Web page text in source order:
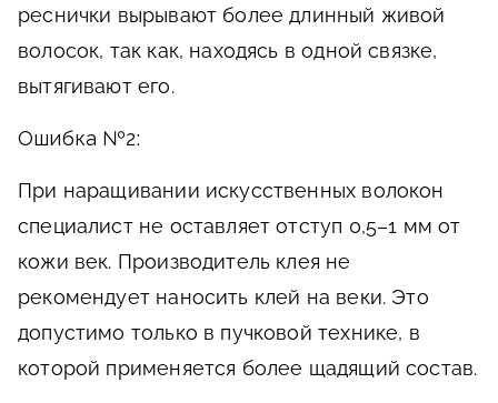
реснички вырывают более длинный живой
волосок, так как, находясь в одной связке,
вытягивают его.
Ошибка №2:
При наращивании искусственных волокон
специалист не оставляет отступ 0,5–1 мм от
кожи век. Производитель клея не
рекомендует наносить клей на веки. Это
допустимо только в пучковой технике, в
которой применяется более щадящий состав.